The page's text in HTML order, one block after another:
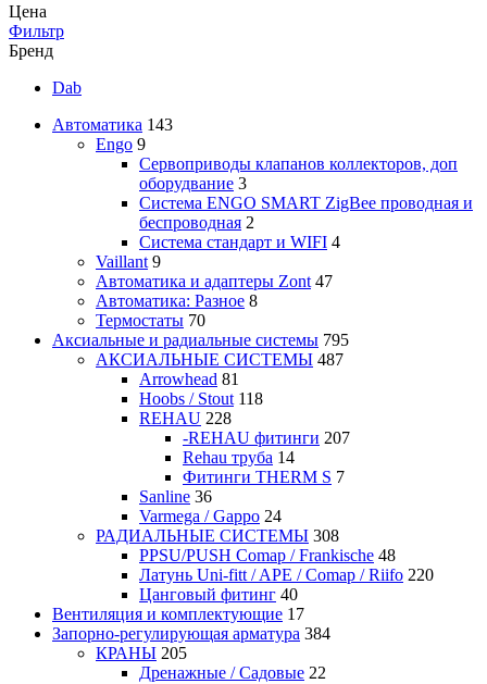
Цена
Фильтр
Бренд
Dab
Автоматика 143
Engo 9
Сервоприводы клапанов коллекторов, доп
оборудвание 3
Система ENGO SMART ZigBee проводная и
беспроводная 2
Система стандарт и WIFI 4
Vaillant 9
Автоматика и адаптеры Zont 47
Автоматика: Разное 8
Термостаты 70
Аксиальные и радиальные системы 795
АКСИАЛЬНЫЕ СИСТЕМЫ 487
Arrowhead 81
Hoobs / Stout 118
REHAU 228
-REHAU фитинги 207
Rehau труба 14
Фитинги THERM S 7
Sanline 36
Varmega / Gappo 24
РАДИАЛЬНЫЕ СИСТЕМЫ 308
PPSU/PUSH Comap / Frankische 48
Латунь Uni-fitt / APE / Comap / Riifo 220
Цанговый фитинг 40
Вентиляция и комплектующие 17
Запорно-регулирующая арматура 384
КРАНЫ 205
Дренажные / Садовые 22